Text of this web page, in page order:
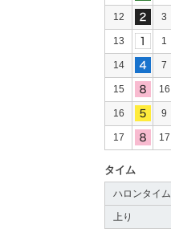
12 3
13 1
14 7
15 16
16 9
17 17
タイム
ハロンタイム
上り